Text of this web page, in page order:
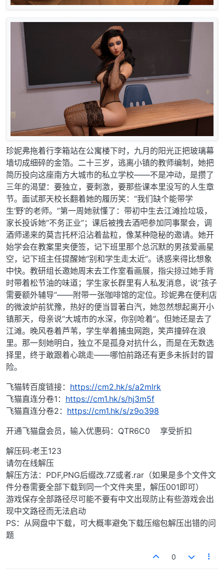
珍妮弗拖着行李箱站在公寓楼下时，九月的阳光正把玻璃幕
墙切成细碎的金箔。二十三岁，逃离小镇的教师编制，她把
简历投向这座南方大城市的私立学校——不是冲动，是攒了
三年的渴望：要独立，要刺激，要那些课本里没写的人生章
节。面试那天校长翻着她的履历笑：“我们缺个能带学
生‘野’的老师。”第一周她就懂了：带初中生去江滩捡垃圾，
家长投诉她“不务正业”；课后被拽去酒吧参加同事聚会，调
酒师递来的莫吉托杯沿沾着盐粒，像某种隐秘的邀请。她开
始学会在教案里夹便签，记下班里那个总沉默的男孩爱画星
空，记下班主任提醒她“别和学生走太近”。诱惑来得比想象
中快。教研组长邀她周末去工作室看画展，指尖掠过她手背
时带着松节油的味道；学生家长群里有人私发消息，说“孩子
需要额外辅导”——附带一张咖啡馆的定位。珍妮弗在便利店
的微波炉前犹豫，热好的便当冒著白汽，她忽然想起离开小
镇那天，母亲说“大城市的水深，你别呛着”。但她还是去了
江滩。晚风卷着芦苇，学生举着捕虫网跑，笑声撞碎在浪
里。那一刻她明白，独立不是孤身对抗什么，而是在无数选
择里，终于敢跟着心跳走——哪怕前路还有更多未拆封的冒
险。
飞猫转百度链接： https://cm2.hk/s/a2mlrk
飞猫直连分卷1： https://cm1.hk/s/hj3m5f
飞猫直连分卷2： https://cm1.hk/s/z9o398
开通飞猫盘会员，输入优惠码：QTR6C0 享受折扣
解压码:老王123
请勿在线解压
解压方法：PDF,PNG后缀改.7Z或者.rar（如果是多个文件文
件分卷需要全部下载到同一个文件夹里，解压001即可）
游戏保存全部路径尽可能不要有中文出现防止有些游戏会出
现中文路径而无法启动
PS：从网盘中下载，可大概率避免下载压缩包解压出错的问
题
0